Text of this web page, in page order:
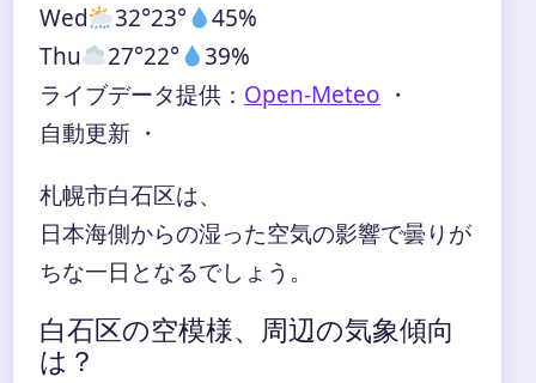
Wed
32°23°
45%
Thu
27°22°
39%
ライブデータ提供： Open-Meteo ・
自動更新 ・
札幌市白石区は、
日本海側からの湿った空気の影響で曇りが
ちな一日となるでしょう。
白石区の空模様、周辺の気象傾向
は？